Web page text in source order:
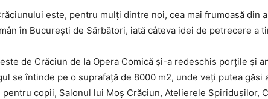
este, pentru mulți dintre noi, cea mai frumoasă din
în București de Sărbători, iată câteva idei de petrecere a
de Crăciun de la Opera Comică și-a redeschis porțile și
se întinde pe o suprafață de 8000 m2, unde veți putea găsi
pentru copii, Salonul lui Moș Crăciun, Atelierele Spiridușilor,